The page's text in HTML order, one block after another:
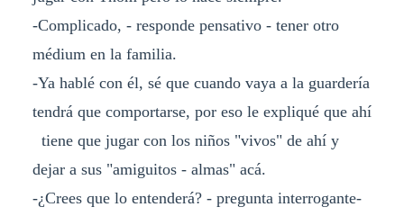
-Complicado, - responde pensativo - tener otro
médium en la familia.
-Ya hablé con él, sé que cuando vaya a la guardería
tendrá que comportarse, por eso le expliqué que ahí
tiene que jugar con los niños "vivos" de ahí y
dejar a sus "amiguitos - almas" acá.
-¿Crees que lo entenderá? - pregunta interrogante-